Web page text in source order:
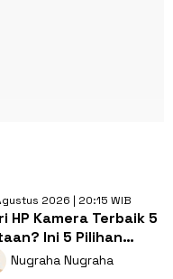
2026 | 20:15 WIB
HP Kamera Terbaik 5
Ini 5 Pilihan
Foto Paling Tajam
Nugraha Nugraha